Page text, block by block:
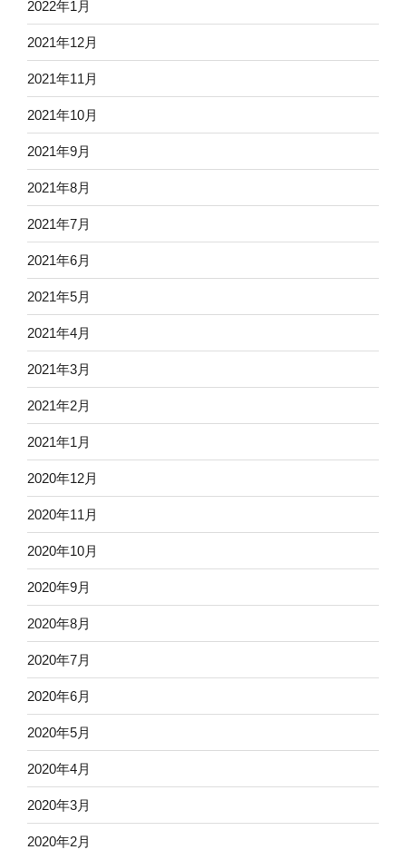
2022年1月
2021年12月
2021年11月
2021年10月
2021年9月
2021年8月
2021年7月
2021年6月
2021年5月
2021年4月
2021年3月
2021年2月
2021年1月
2020年12月
2020年11月
2020年10月
2020年9月
2020年8月
2020年7月
2020年6月
2020年5月
2020年4月
2020年3月
2020年2月